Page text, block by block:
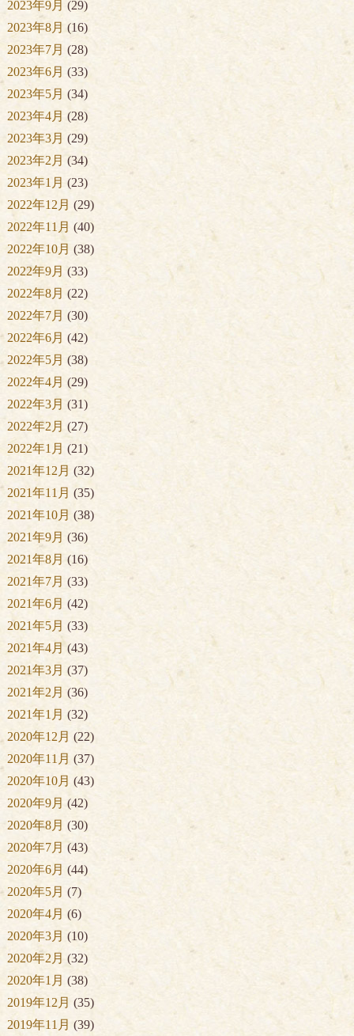
2023年9月 (29)
2023年8月 (16)
2023年7月 (28)
2023年6月 (33)
2023年5月 (34)
2023年4月 (28)
2023年3月 (29)
2023年2月 (34)
2023年1月 (23)
2022年12月 (29)
2022年11月 (40)
2022年10月 (38)
2022年9月 (33)
2022年8月 (22)
2022年7月 (30)
2022年6月 (42)
2022年5月 (38)
2022年4月 (29)
2022年3月 (31)
2022年2月 (27)
2022年1月 (21)
2021年12月 (32)
2021年11月 (35)
2021年10月 (38)
2021年9月 (36)
2021年8月 (16)
2021年7月 (33)
2021年6月 (42)
2021年5月 (33)
2021年4月(43)
2021年3月 (37)
2021年2月 (36)
2021年1月 (32)
2020年12月 (22)
2020年11月 (37)
2020年10月 (43)
2020年9月 (42)
2020年8月 (30)
2020年7月 (43)
2020年6月 (44)
2020年5月 (7)
2020年4月 (6)
2020年3月 (10)
2020年2月 (32)
2020年1月 (38)
2019年12月 (35)
2019年11月 (39)